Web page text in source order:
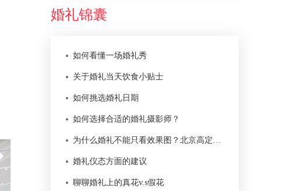
婚礼锦囊
如何看懂一场婚礼秀
关于婚礼当天饮食小贴士
如何挑选婚礼日期
如何选择合适的婚礼摄影师？
婚礼仪态方面的建议
聊聊婚礼上的真花v.s假花